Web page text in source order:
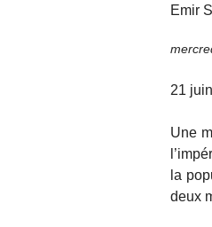
Emir
21
Une
la
deux